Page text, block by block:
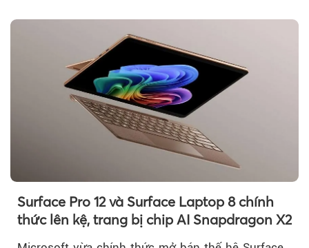
Surface Pro 12 và Surface Laptop 8 chính
thức lên kệ, trang bị chip AI Snapdragon X2